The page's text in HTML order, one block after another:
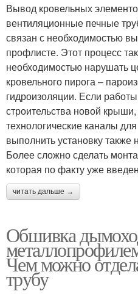
Вывод кровельных
вентиляционные печные
связан с необходимостью
профлисте. Этот процесс
необходимостью нарушать
кровельного пирога –
гидроизоляции. Если
строительства новой
технологические каналы
выполнить установку также
Более сложно сделать
которая по факту уже
читать дальше →
Обшивка
Чем можно
трубу